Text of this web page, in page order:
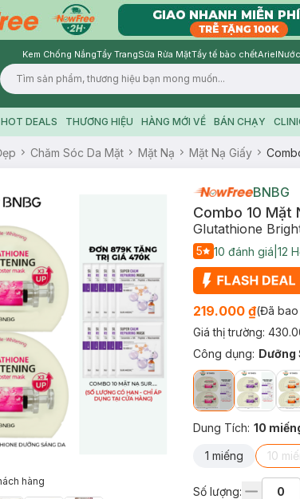
Kem Chống NắngTẩy TrangSữa Rửa MặtTẩy tế bào chếtAriel
HOT DEALS THƯƠNG HIỆU HÀNG MỚI VỀ BÁN CHẠY
Chăm Sóc Da Mặt Mặt Nạ Mặt Nạ Giấy
hàng
BNBG
Combo 10 Mặt
Glutathione
5 10 đánh giá 12
219.000 ₫(Đã bao
Giá thị trường:
Công dụng: Dưỡng
Dung Tích: 10
1 miếng 10
Số lượng: